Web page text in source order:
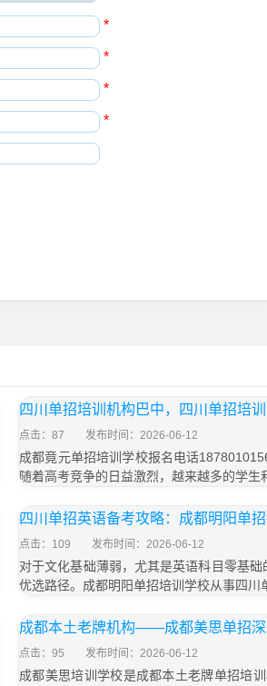
*
*
*
*
四川单招培训机构巴中，四川单招培
点击：87 发布时间：2026-06-12
成都竟元单招培训学校报名电话
随着高考竞争的日益激烈，越来越多的学生
四川单招英语备考攻略：成都明阳单
点击：109 发布时间：2026-06-12
对于文化基础薄弱，尤其是英语科目零基
优选路径。成都明阳单招培训学校从事四川
成都本土老牌机构——成都美思单招深
点击：95 发布时间：2026-06-12
成都美思培训学校是成都本土老牌单招培